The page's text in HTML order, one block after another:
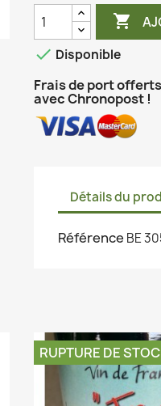

 Disponible
Frais de port
avec Chronopost !
Détails du
Référence BE
RUPTURE DE